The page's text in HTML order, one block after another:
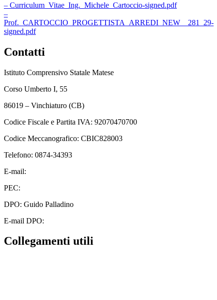
– Curriculum_Vitae_Ing._Michele_Cartoccio-signed.pdf
–
Prof._CARTOCCIO_PROGETTISTA_ARREDI_NEW__281_29-
signed.pdf
Contatti
Istituto Comprensivo Statale Matese
Corso Umberto I, 55
86019 – Vinchiaturo (CB)
Codice Fiscale e Partita IVA: 92070470700
Codice Meccanografico: CBIC828003
Telefono: 0874-34393
E-mail:
PEC:
DPO: Guido Palladino
E-mail DPO:
Collegamenti utili